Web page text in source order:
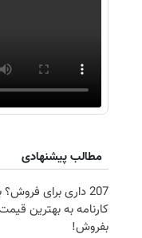
مطالب پیشنهادی
207 داری برای فروش؟
کارنامه به بهترین
بفروش!